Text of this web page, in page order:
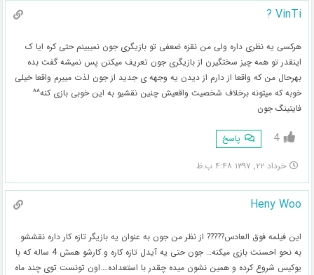
VinTi ?
هرکسی یه نظری داره ولی من نقزه ضعفی تو بازیگری جون نمیبینم حتی کره ایا ک
اینقدر تو همه چیز سختگیرن از بازیگری جون تعریف میکنن پس نمیشه گفت بده
بهرحال من که واقعا از دارم از دیدن یه وجهه ی جدید از جون لذت میبرم واقعا خیلی
خوبه که میتونه برخلاف شخصیت واقعیش چنین نقشیو به این خوبی بازی کنه^^
فایتینگ جون
4 پاسخ
خرداد ۲۲, ۱۳۹۷ ۴:۴۸ ب.ظ
Heny Woo
این فیلمه فوق العادس????? از نظر من جون به عنوان یه بازیگر تازه کار داره نقششو
به نحو احسنت بازی میکنه… جون حتی یه آیدل تازه کاره و کارشو همش 4 ساله که با
یوکیس شروع کرده و همین نشون میده چقدر با استعداده….اون تونست توی چند ماه